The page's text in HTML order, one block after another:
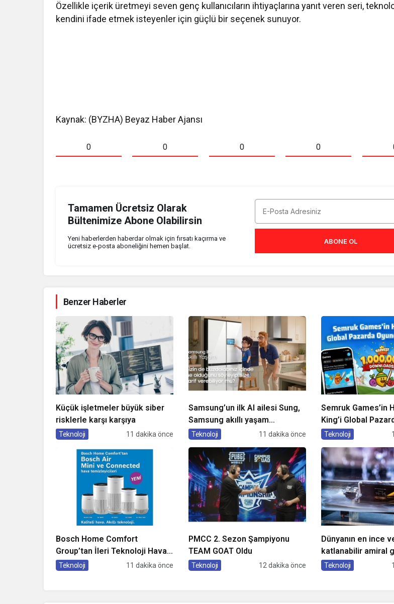
Özellikle içerik üretmeyi seven genç kullanıcıların ihtiyaçlarına yanıt veren seri,
kendini ifade etmek isteyenler için güçlü bir seçenek sunuyor.
Kaynak: (BYZHA) Beyaz Haber Ajansı
0 0 0 0
Tamamen Ücretsiz Olarak
Bültenimize Abone Olabilirsin
Yeni haberlerden haberdar olmak için fırsatı kaçırma ve
ücretsiz e-posta aboneliğini hemen başlat.
ABONE OL
Benzer Haberler
Küçük işletmeler büyük siber
risklerle karşı karşıya
Teknoloji 11 dakika önce
Samsung’un ilk AI ailesi Sung,
Samsung akıllı yaşam
deneyimini ekranlara taşıyor
Teknoloji 11 dakika önce
Semruk Games’in
King’i Global
Oyuncularla
Teknoloji
Bosch Home Comfort
Group’tan İleri Teknoloji Hava
Temizleme Cihazları
Teknoloji 11 dakika önce
PMCC 2. Sezon Şampiyonu
TEAM GOAT Oldu
Teknoloji 12 dakika önce
Dünyanın en ince
katlanabilir amiral gemisi
HONOR Magic V6
Teknoloji